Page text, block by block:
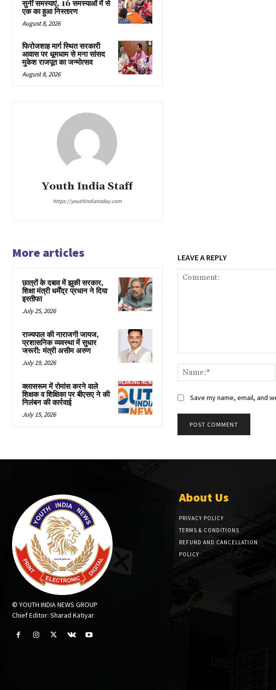
सुनीं समस्याएं, 16 समस्याओं में से
एक का हुआ निस्तारण
August 8, 2026
फिरोजशाह मार्ग स्थित सरकारी
आवास पर धूमधाम से मना सांसद
मुकेश राजपूत का जन्मोत्सव
August 8, 2026
Youth India Staff
https://youthindiatoday.com
More articles
छात्रों के दबाव में झुकी सरकार,
शिक्षा मंत्री धर्मेंद्र प्रधान ने दिया
इस्तीफा
July 25, 2026
राज्यपाल की नाराजगी जायज,
प्रशासनिक व्यवस्था में सुधार
जरूरी: मंत्री असीम अरुण
July 19, 2026
क्लासरूम में रोमांस करने वाले
शिक्षक व शिक्षिका पर बीएसए ने की
निलंबन की कार्रवाई
July 15, 2026
LEAVE A REPLY
Save my name, email, and
© YOUTH INDIA NEWS GROUP
Chief Editor: Sharad Katiyar
About Us
PRIVACY POLICY
TERMS & CONDITIONS
REFUND AND CANCELLATION
POLICY